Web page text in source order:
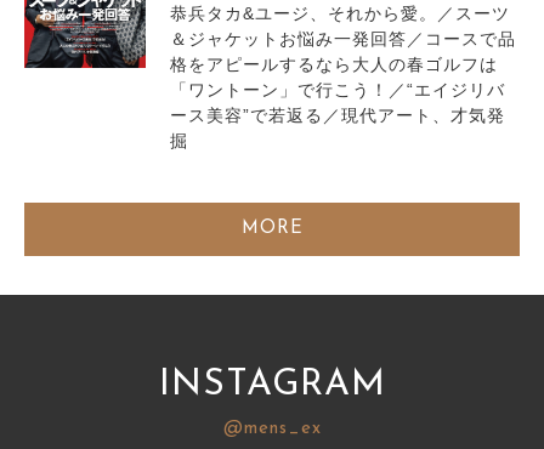
恭兵タカ&ユージ、それから愛。／スーツ
＆ジャケットお悩み一発回答／コースで品
格をアピールするなら大人の春ゴルフは
「ワントーン」で行こう！／“エイジリバ
ース美容”で若返る／現代アート、才気発
掘
MORE
INSTAGRAM
@mens_ex